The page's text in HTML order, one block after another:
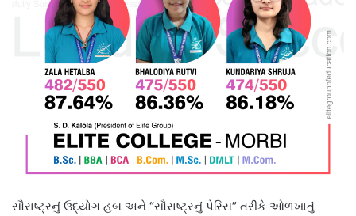
સૌરાષ્ટ્રનું ઉદ્યોગ હબ અને “સૌરાષ્ટ્રનું પેરિસ” તરીકે ઓળખાતું